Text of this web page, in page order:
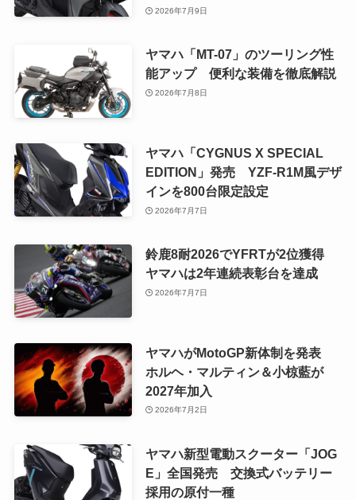
2026年7月9日
ヤマハ「MT-07」のツーリング性
能アップ 便利な装備を徹底解説
2026年7月8日
ヤマハ「CYGNUS X SPECIAL
EDITION」発売 YZF-R1M風デザ
インを800台限定設定
2026年7月7日
鈴鹿8耐2026でYFRTが2位獲得
ヤマハは2年連続表彰台を達成
2026年7月7日
ヤマハがMotoGP新体制を発表
ホルヘ・マルティン＆小椋藍が
2027年加入
2026年7月2日
ヤマハ新型電動スクーター「JOG
E」全国発売 交換式バッテリー
採用の原付一種